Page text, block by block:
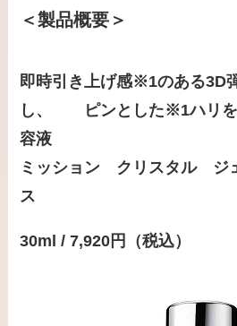
＜製品概要＞
即時引き上げ感※1のある3D
し、 ピンとした※1ハリを
容液
ミッション クリスタル ジ
ス
30ml / 7,920円（税込）